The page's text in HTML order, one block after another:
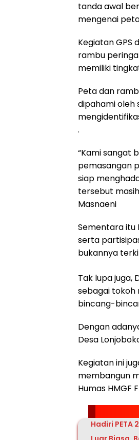
tanda awal
mengenai
Kegiatan
rambu
memiliki
Peta dan
dipahami oleh
.
“Kami sangat
pemasangan
siap
tersebut
Masnaeni
Sementara itu
serta
bukannya
Tak lupa juga,
sebagai tokoh
bincang-
Dengan
Desa
Kegiatan ini
membangun
Humas HMGF
Hadiri PETA